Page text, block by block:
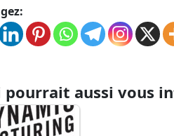
pourrait aussi vous